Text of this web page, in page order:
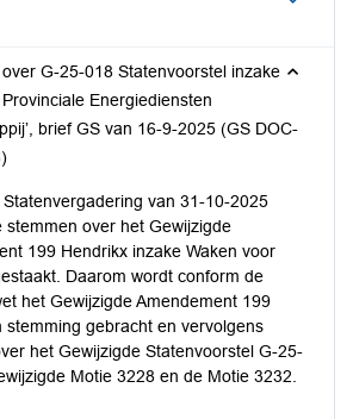
G-25-018 Statenvoorstel inzake
Provinciale Energiediensten
brief GS van 16-9-2025 (GS DOC-
Statenvergadering van 31-10-2025
stemmen over het Gewijzigde
199 Hendrikx inzake Waken voor
Daarom wordt conform de
het Gewijzigde Amendement 199
stemming gebracht en vervolgens
het Gewijzigde Statenvoorstel G-25-
Motie 3228 en de Motie 3232.